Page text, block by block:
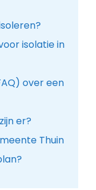
isolatie in
over een
er?
Thuin